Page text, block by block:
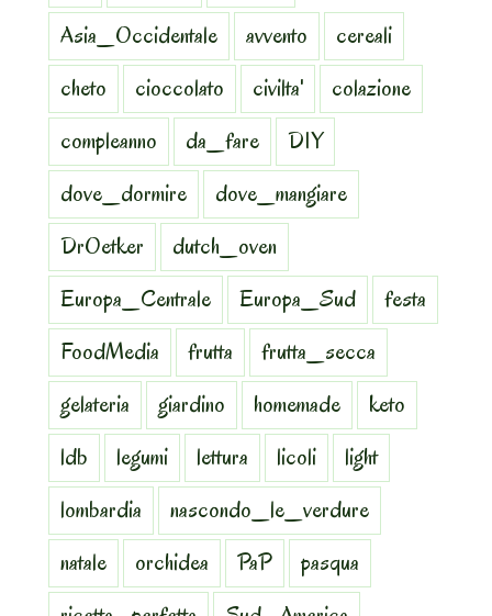
Asia_Occidentale
avvento
cereali
cheto
cioccolato civilta'
colazione
compleanno
da_fare
DIY
dove_dormire
dove_mangiare
DrOetker
dutch_oven
Europa_Centrale
Europa_Sud
festa
FoodMedia
frutta
frutta_secca
gelateria
giardino homemade
keto
ldb
legumi lettura licoli
light
lombardia
nascondo_le_verdure
natale
orchidea PaP
pasqua